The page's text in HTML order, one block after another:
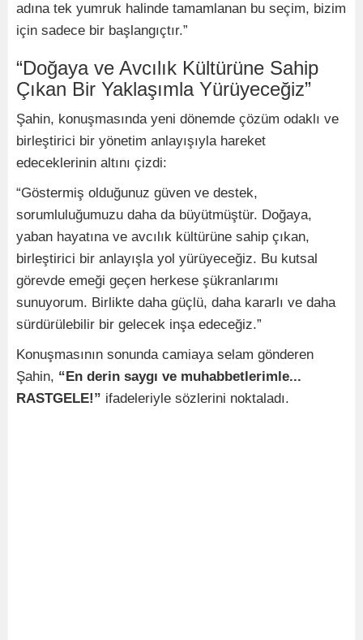
adına tek yumruk halinde tamamlanan bu seçim, bizim
için sadece bir başlangıçtır.”
“Doğaya ve Avcılık Kültürüne Sahip
Çıkan Bir Yaklaşımla Yürüyeceğiz”
Şahin, konuşmasında yeni dönemde çözüm odaklı ve
birleştirici bir yönetim anlayışıyla hareket
edeceklerinin altını çizdi:
“Göstermiş olduğunuz güven ve destek,
sorumluluğumuzu daha da büyütmüştür. Doğaya,
yaban hayatına ve avcılık kültürüne sahip çıkan,
birleştirici bir anlayışla yol yürüyeceğiz. Bu kutsal
görevde emeği geçen herkese şükranlarımı
sunuyorum. Birlikte daha güçlü, daha kararlı ve daha
sürdürülebilir bir gelecek inşa edeceğiz.”
Konuşmasının sonunda camiaya selam gönderen
Şahin, “En derin saygı ve muhabbetlerimle...
RASTGELE!” ifadeleriyle sözlerini noktaladı.